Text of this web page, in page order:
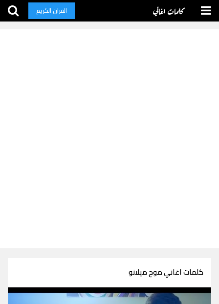
كلمات اغاني القران الكريم
كلمات اغاني موح ميلانو